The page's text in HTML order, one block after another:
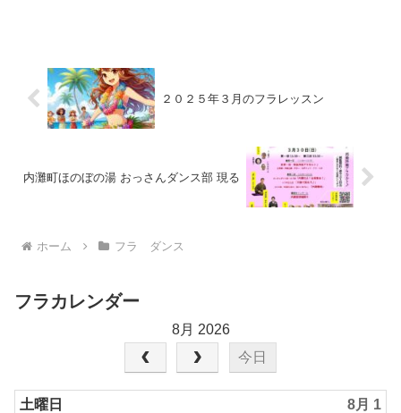
２０２５年３月のフラレッスン
内灘町ほのぼの湯 おっさんダンス部 現る
ホーム フラ ダンス
フラカレンダー
8月 2026
今日
土曜日 8月 1